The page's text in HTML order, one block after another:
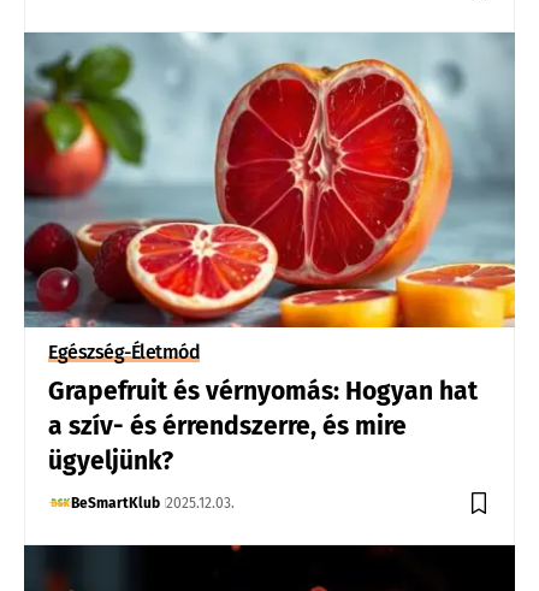
Egészség-Életmód
Grapefruit és vérnyomás: Hogyan hat
a szív- és érrendszerre, és mire
ügyeljünk?
BeSmartKlub 2025.12.03.